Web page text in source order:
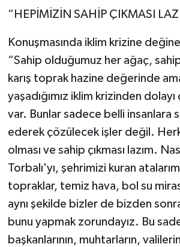
“HEPİMİZİN SAHİP ÇIKMASI
Konuşmasında iklim krizine
“Sahip olduğumuz her ağaç,
karış toprak hazine değerinde
yaşadığımız iklim krizinden
var. Bunlar sadece belli insanlara
ederek çözülecek işler değil.
olması ve sahip çıkması lazım.
Torbalı'yı, şehrimizi kuran
topraklar, temiz hava, bol su
aynı şekilde bizler de bizden
bunu yapmak zorundayız. Bu
başkanlarının, muhtarların,